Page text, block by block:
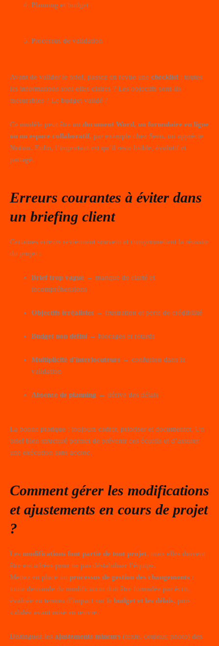
Planning et budget
Processus de validation
Avant de valider le brief, passez en revue une checklist : toutes
les informations sont-elles claires ? Les objectifs sont-ils
mesurables ? Le budget validé ?
Ce modèle peut être un document Word, un formulaire en ligne
ou un espace collaboratif, par exemple chez Seen, on apprécie
Notion. Enfin, l’important est qu’il reste lisible, évolutif et
partagé.
Erreurs courantes à éviter dans
un briefing client
Certaines erreurs reviennent souvent et compromettent la réussite
du projet :
Brief trop vague→ manque de clarté et
incompréhensions
Objectifs irréalistes→ frustration et perte de crédibilité
Budget non défini→ blocages et retards
Multiplicité d’interlocuteurs→ confusion dans la
validation
Absence de planning → dérive des délais
La bonne pratique : toujours cadrer, prioriser et documenter. Un
brief bien structuré permet de prévenir ces écueils et d’assurer
une exécution sans accroc.
Comment gérer les modifications
et ajustements en cours de projet
?
Les modifications font partie de tout projet, mais elles doivent
être encadrées pour ne pas déstabiliser l’équipe.
Mettez en place un processus de gestion des changements :
toute demande de modification doit être formulée par écrit,
évaluée en termes d’impact sur le budget et les délais, puis
validée avant mise en œuvre.
Distinguez les ajustements mineurs (texte, couleur, photo) des